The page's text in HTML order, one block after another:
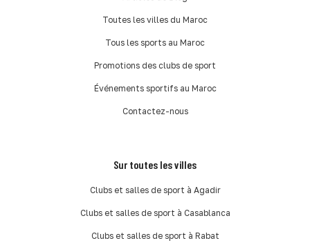
Toutes les villes du Maroc
Tous les sports au Maroc
Promotions des clubs de sport
Événements sportifs au Maroc
Contactez-nous
Sur toutes les villes
Clubs et salles de sport à Agadir
Clubs et salles de sport à Casablanca
Clubs et salles de sport à Rabat